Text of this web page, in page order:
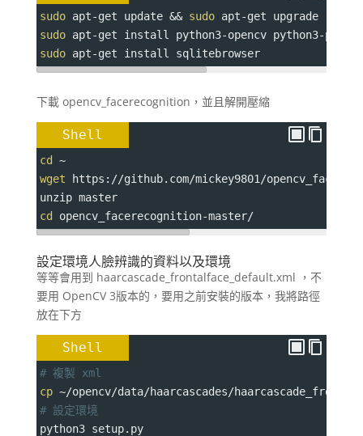
sudo apt-get update && sudo apt-get upgrade
sudo apt-get install python3-opencv python3-
sudo apt-get install sqlitebrowser
下載 opencv_facerecognition，並且解開壓縮
Shell
cd
~
wget https://github.com/mickey9801/
unzip master
cd
opencv_facerecognition-master/
設定環境人臉辨識的資料以及環境
等等會用到 haarcascade_frontalface_default.xml ，不
要用 OpenCV 3版本的，要用之前安裝的版本，我將路徑
放在下方
Shell
# 複製 xml
cp ~/opencv/data/haarcascades/
# 設定環境
python3 setup.py